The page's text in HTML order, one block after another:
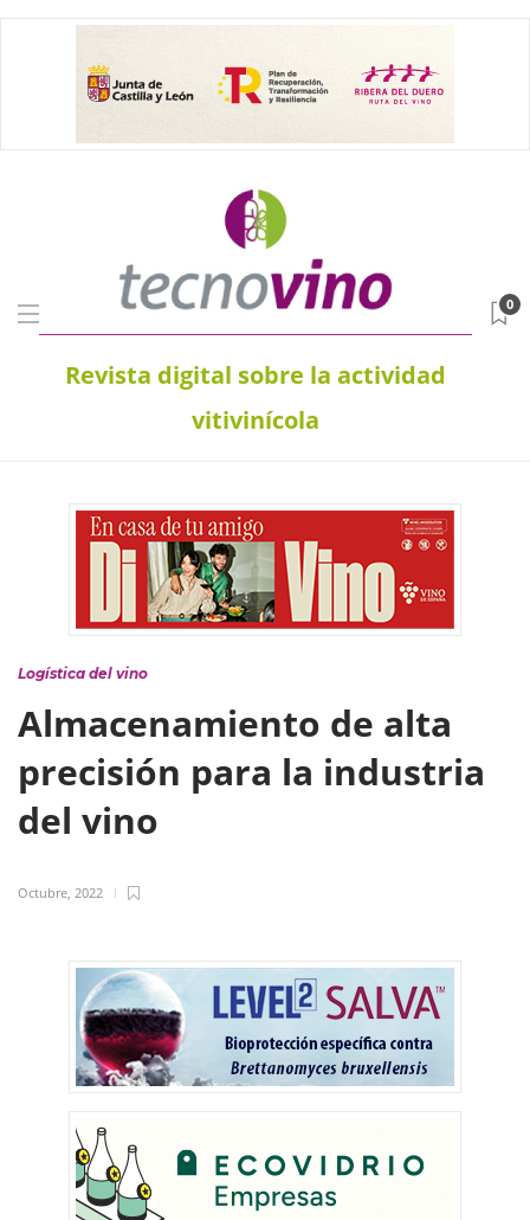
Revista digital sobre la actividad
vitivinícola
0
Logística del vino
Almacenamiento de alta
precisión para la industria
del vino
Octubre, 2022